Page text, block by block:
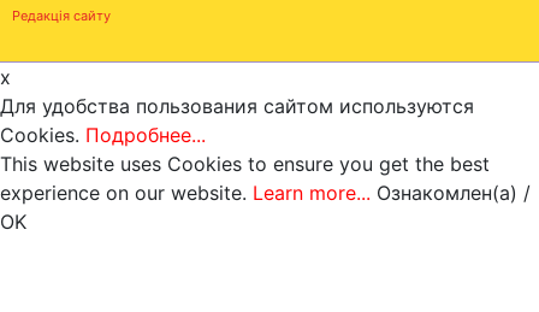
Редакція сайту
x
Для удобства пользования сайтом используются
Cookies. Подробнее...
This website uses Cookies to ensure you get the best
experience on our website. Learn more... Ознакомлен(а) /
OK